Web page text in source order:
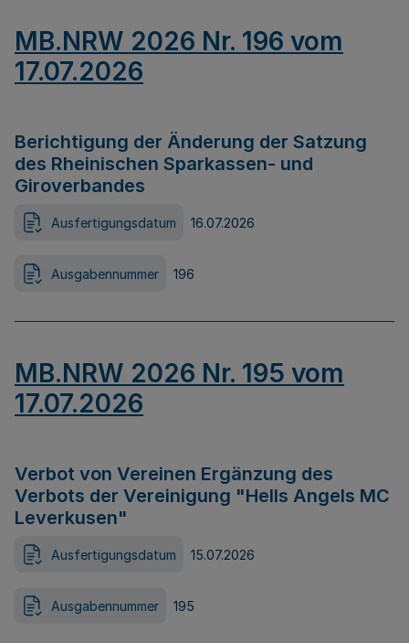
MB.NRW 2026 Nr. 196 vom
17.07.2026
Berichtigung der Änderung der Satzung
des Rheinischen Sparkassen- und
Giroverbandes
Ausfertigungsdatum 16.07.2026
Ausgabennummer 196
MB.NRW 2026 Nr. 195 vom
17.07.2026
Verbot von Vereinen Ergänzung des
Verbots der Vereinigung "Hells Angels MC
Leverkusen"
Ausfertigungsdatum 15.07.2026
Ausgabennummer 195